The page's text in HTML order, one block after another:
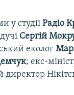
у студіїРадіо
Сергій
еколог
; екс-
директор